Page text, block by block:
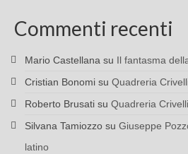
Commenti recenti
Mario Castellana su Il fantasma
Cristian Bonomi su Quadreria
Roberto Brusati su Quadreria
Silvana Tamiozzo su Giuseppe
latino